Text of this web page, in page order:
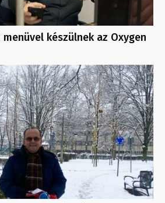
készülnek az Oxygen